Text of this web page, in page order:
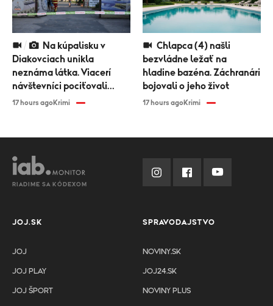
Diakovciach unikla
neznáma látka. Viacerí
návštevníci pociťovali
zdravotné problémy
17 hours agoKrimi
bezvládne ležať na
hladine bazéna. Záchranári
bojovali o jeho život
17 hours agoKrimi
RIADIME SA KÓDEXOM
JOJ.SK
JOJ
JOJ PLAY
JOJ ŠPORT
SPRAVODAJSTVO
NOVINY.SK
JOJ24.SK
NOVINY PLUS